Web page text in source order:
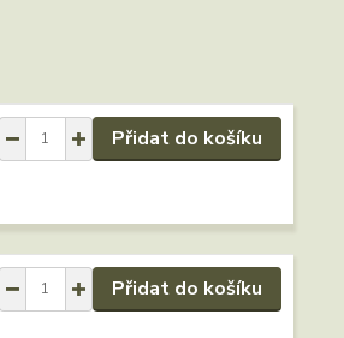
Přidat do košíku
Přidat do košíku